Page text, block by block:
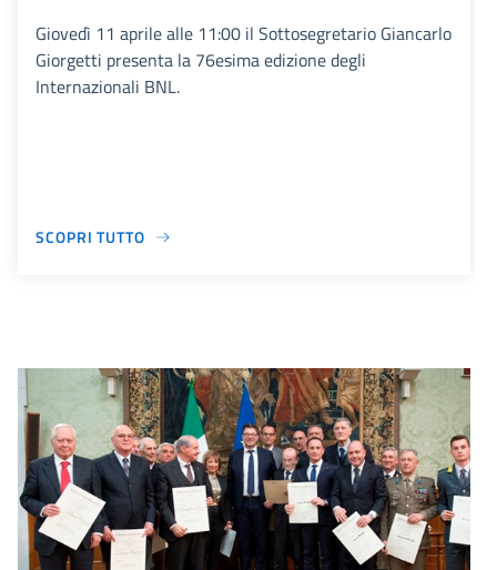
Giovedì 11 aprile alle 11:00 il Sottosegretario Giancarlo
Giorgetti presenta la 76esima edizione degli
Internazionali BNL.
SCOPRI TUTTO